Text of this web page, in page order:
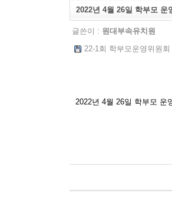
2022년 4월 26일 학부모 운
글쓴이 : 원대부속유치원
22-1회 학부모운영위원
2022년 4월 26일 학부모 운